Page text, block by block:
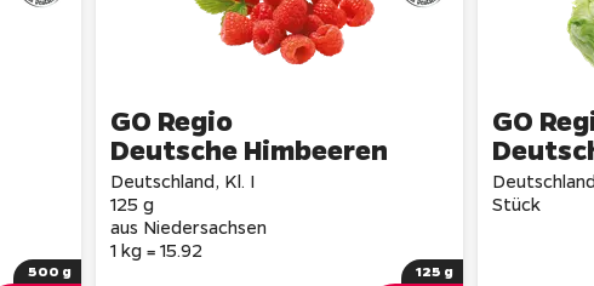
500 g
GO Regio
Deutsche Himbeeren
Deutschland, Kl. I
125 g
aus Niedersachsen
1 kg = 15.92
125 g
GO
Stück